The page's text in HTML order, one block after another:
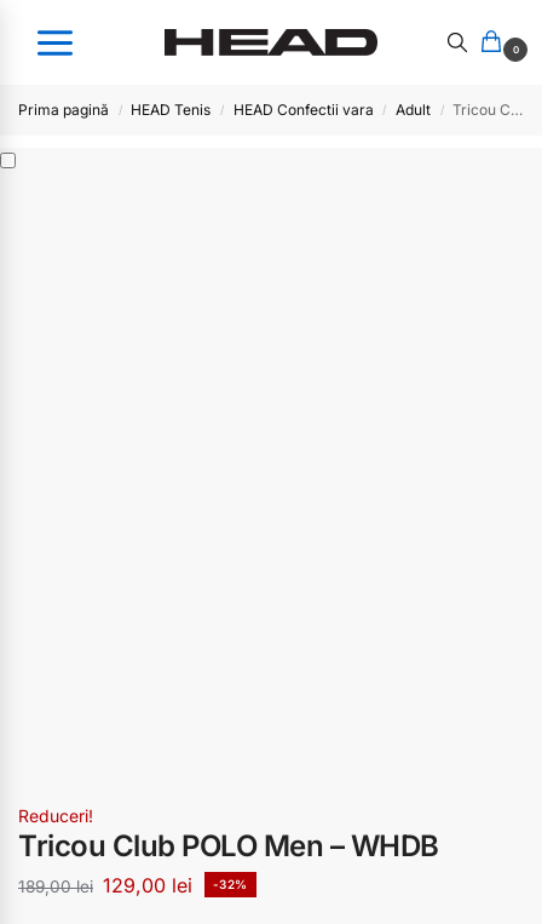
0
Prima pagină / HEAD Tenis / HEAD Confectii vara / Adult / Tricou Club POLO Men – WHDB
Reduceri!
Tricou Club POLO Men – WHDB
189,00lei 129,00 lei -32%